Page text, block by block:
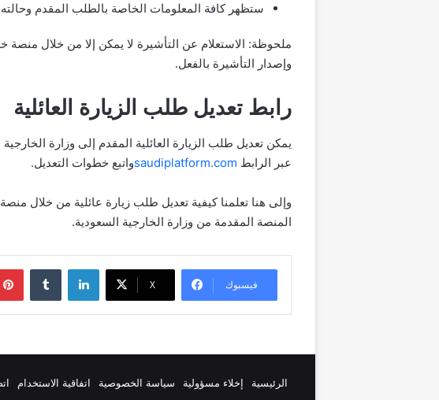
ستظهر كافة المعلومات الخاصة بالطلب المقدم
ملحوظة: الاستعلام عن التأشيرة لا يمكن إلا من خلال منصة
وإصدار التأشيرة بالفعل.
رابط تعديل طلب الزيارة العائلية
يمكن تعديل طلب الزيارة العائلية المقدم إلى وزارة
عبر الرابط saudiplatform.comواتبع خطوات التعديل.
وإلى هنا تعلمنا كيفية تعديل طلب زيارة عائلية من خلال
المنصة المقدمة من وزارة الخارجية السعودية.
فيسبوك ‫X
لينكدإن
الرئيسية إخلاء مسؤولية سياسة الخصوصية اتفاقية الاستخدام